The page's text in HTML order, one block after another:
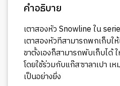
คำอธิบาย
เตาสองหัว Snowline ใน
เตาสองหัวทีสามารถพกเก็บให้
ขาตั้งเองก็สามารถพับเก็บได้
โดยใช้ร่วมกับแก๊สซาลาเปา เ
เป็นอย่างยิ่ง